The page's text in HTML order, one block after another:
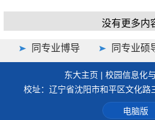
没有更多内
同专业博导 同专业硕
东大主页 | 校园信息化
校址：辽宁省沈阳市和平区文化
电脑版